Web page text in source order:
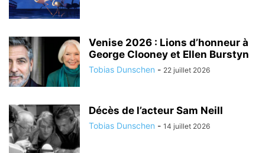
Venise 2026 : Lions d’honneur à
George Clooney et Ellen Burstyn
Tobias Dunschen - 22 juillet 2026
Décès de l’acteur Sam Neill
Tobias Dunschen - 14 juillet 2026